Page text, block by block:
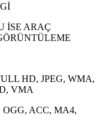
İSE ARAÇ
HD, JPEG, WMA,
VMA
ACC, MA4,